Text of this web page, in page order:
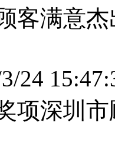
客满意
24
项深圳